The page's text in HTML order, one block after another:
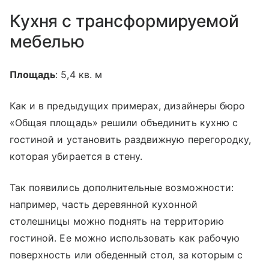
Кухня с трансформируемой
мебелью
Площадь: 5,4 кв. м
Как и в предыдущих примерах, дизайнеры бюро
«Общая площадь» решили объединить кухню с
гостиной и установить раздвижную перегородку,
которая убирается в стену.
Так появились дополнительные возможности:
например, часть деревянной кухонной
столешницы можно поднять на территорию
гостиной. Ее можно использовать как рабочую
поверхность или обеденный стол, за которым с